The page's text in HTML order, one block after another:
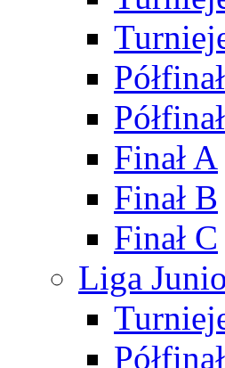
Finał A
Finał B
Finał C
Liga